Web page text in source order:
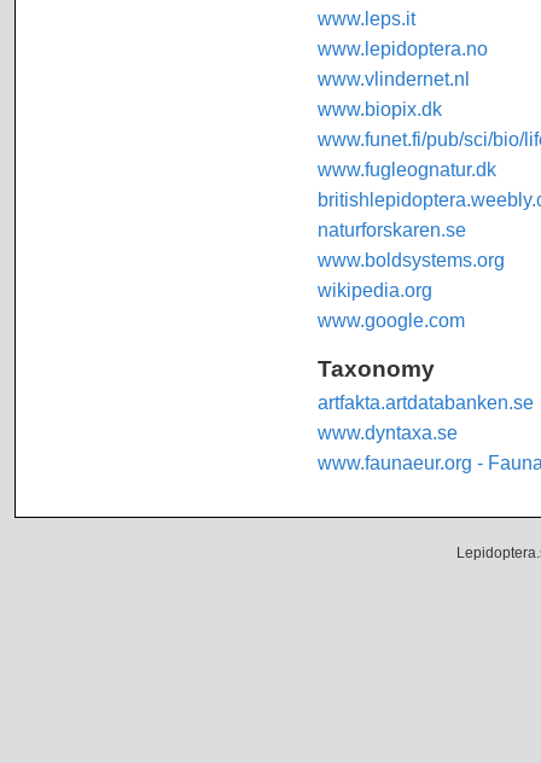
www.leps.it
www.lepidoptera.no
www.vlindernet.nl
www.biopix.dk
www.funet.fi/pub/sci/bio/
www.fugleognatur.dk
naturforskaren.se
www.boldsystems.org
wikipedia.org
www.google.com
Taxonomy
artfakta.artdatabanken.se
www.dyntaxa.se
www.faunaeur.org -